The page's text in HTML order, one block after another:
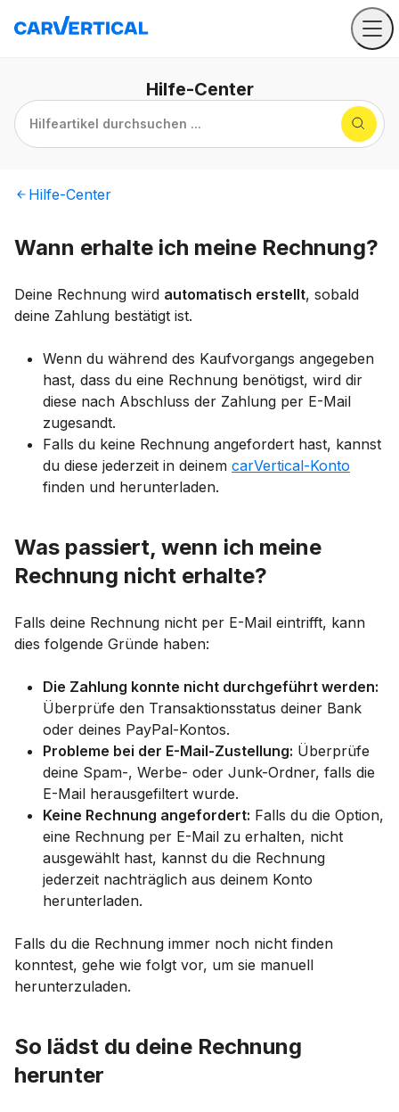
Hilfe-Center
Hilfeartikel durchsuchen ...
Hilfe-Center
Wann erhalte ich meine Rechnung?
Deine Rechnung wird automatisch erstellt, sobald
deine Zahlung bestätigt ist.
Wenn du während des Kaufvorgangs angegeben
hast, dass du eine Rechnung benötigst, wird dir
diese nach Abschluss der Zahlung per E-Mail
zugesandt.
Falls du keine Rechnung angefordert hast, kannst
du diese jederzeit in deinem carVertical-Konto
finden und herunterladen.
Was passiert, wenn ich meine
Rechnung nicht erhalte?
Falls deine Rechnung nicht per E-Mail eintrifft, kann
dies folgende Gründe haben:
Die Zahlung konnte nicht durchgeführt werden:
Überprüfe den Transaktionsstatus deiner Bank
oder deines PayPal-Kontos.
Probleme bei der E-Mail-Zustellung: Überprüfe
deine Spam-, Werbe- oder Junk-Ordner, falls die
E-Mail herausgefiltert wurde.
Keine Rechnung angefordert: Falls du die Option,
eine Rechnung per E-Mail zu erhalten, nicht
ausgewählt hast, kannst du die Rechnung
jederzeit nachträglich aus deinem Konto
herunterladen.
Falls du die Rechnung immer noch nicht finden
konntest, gehe wie folgt vor, um sie manuell
herunterzuladen.
So lädst du deine Rechnung
herunter